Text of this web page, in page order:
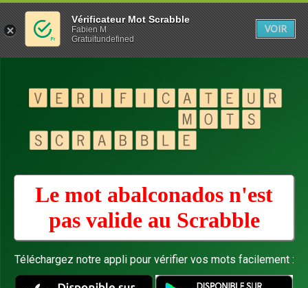
Le mot abalconados n'est
pas valide au Scrabble
Téléchargez notre appli pour vérifier vos mots facilement :
Vérificateur Mot Scrabble
Fabien M
Gratuitundefined
VOIR